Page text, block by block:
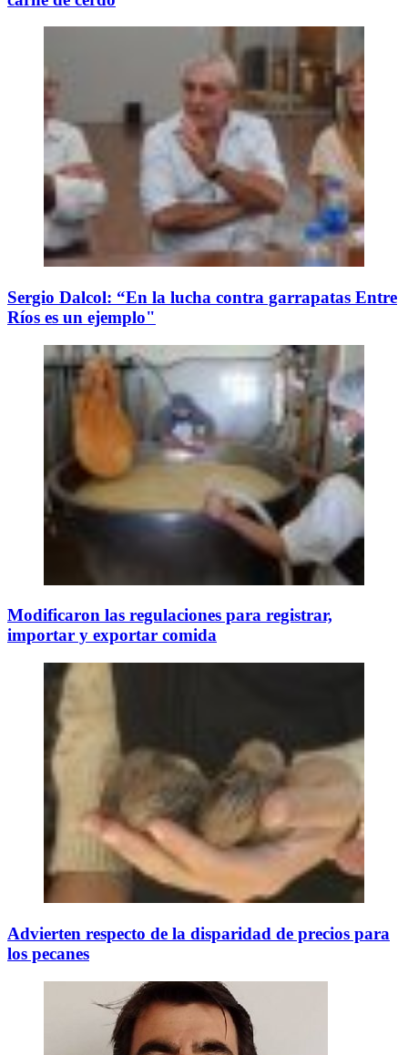
Sergio Dalcol: “En la lucha contra garrapatas Entre
Ríos es un ejemplo"
Modificaron las regulaciones para registrar,
importar y exportar comida
Advierten respecto de la disparidad de precios para
los pecanes